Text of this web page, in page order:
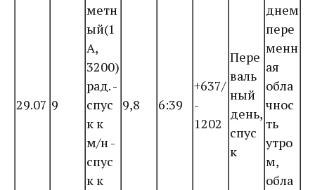
29.07 9
метн
ый(1
А,
3200)
рад. -
спус
к к
м/н -
спус
к к
9,8 6:39
+637/
-
1202
Пере
валь
ный
день,
спус
к
днем
пере
менн
ая
обла
чнос
ть
утро
м,
обла